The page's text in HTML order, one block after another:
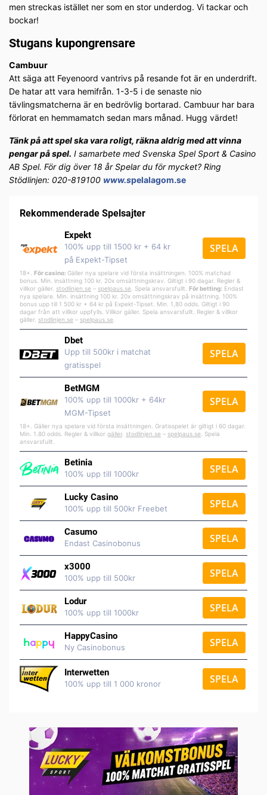
men streckas istället ner som en stor underdog. Vi tackar och
bockar!
Stugans kupongrensare
Cambuur
Att säga att Feyenoord vantrivs på resande fot är en underdrift.
De hatar att vara hemifrån. 1-3-5 i de senaste nio
tävlingsmatcherna är en bedrövlig bortarad. Cambuur har bara
förlorat en hemmamatch sedan mars månad. Hugg värdet!
Tänk på att spel ska vara roligt, räkna aldrig med att vinna
pengar på spel. I samarbete med Svenska Spel Sport & Casino
AB Spel. För dig över 18 år Spelar du för mycket? Ring
Stödlinjen: 020-819100 www.spelalagom.se
Rekommenderade Spelsajter
Expekt
100% upp till 1500 kr + 64 kr
på Expekt-Tipset
SPELA
18+. För casino: Gäller nya spelare vid första insättningen. 100% matchad
bonus. Min. insättning 100 kr. 20x omsättningskrav. Giltigt i 90 dagar. Regler &
villkor gäller. stodlinjen.se – spelpaus.se . Spela ansvarsfullt. För betting: Endast
nya spelare. Min. insättning 100 kr. 20x omsättningskrav på insättning. 100%
bonus upp till 1 500 kr + 64 kr på Expekt-Tipset. Min. 1,80 odds. Giltigt i 90
dagar från att villkor uppfylls. Villkor gäller. Spela ansvarsfullt. Regler & villkor
gäller. stodlinjen.se – spelpaus.se
Dbet
Upp till 500kr i matchat
gratisspel
SPELA
BetMGM
100% upp till 1000kr + 64kr
MGM-Tipset
SPELA
18+. Gäller nya spelare vid första insättningen. Gratisspelet är giltigt i 60 dagar.
Min. 1.80 odds. Regler & villkor gäller stodlinjen.se – spelpaus.se . Spela
ansvarsfullt.
Betinia
100% upp till 1000kr SPELA
Lucky Casino
100% upp till 500kr Freebet SPELA
Casumo
Endast Casinobonus SPELA
x3000
100% upp till 500kr SPELA
Lodur
100% upp till 1000kr SPELA
HappyCasino
Ny Casinobonus SPELA
Interwetten
100% upp till 1 000 kronor SPELA